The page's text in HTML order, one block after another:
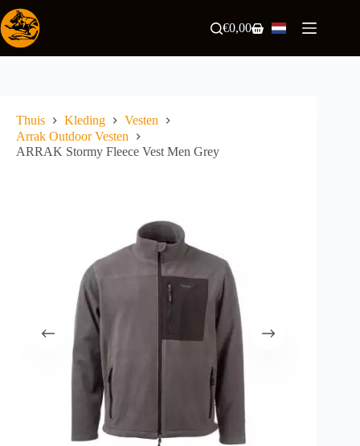
naar
de
inhoud
Winkelwagen
€0,00
Thuis Kleding
Vesten
Arrak Outdoor Vesten
ARRAK Stormy Fleece Vest Men Grey